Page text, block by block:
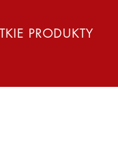
PRODUKTY